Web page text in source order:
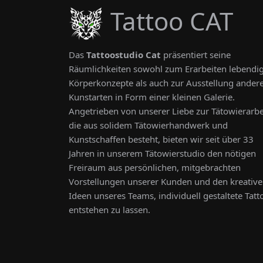
Tattoo CAT
Das Tattoostudio Cat präsentiert seine
Räumlichkeiten sowohl zum Erarbeiten
Körperkonzepte als auch zur Ausstellung
Kunstarten in Form einer kleinen Galerie.
Angetrieben von unserer Liebe zur
die aus solidem Tätowierhandwerk und
Kunstschaffen besteht, bieten wir seit über 33
Jahren in unserem Tätowierstudio den nötigen
Freiraum aus persönlichen, mitgebrachten
Vorstellungen unserer Kunden und den
Ideen unseres Teams, individuell gestaltete
entstehen zu lassen.